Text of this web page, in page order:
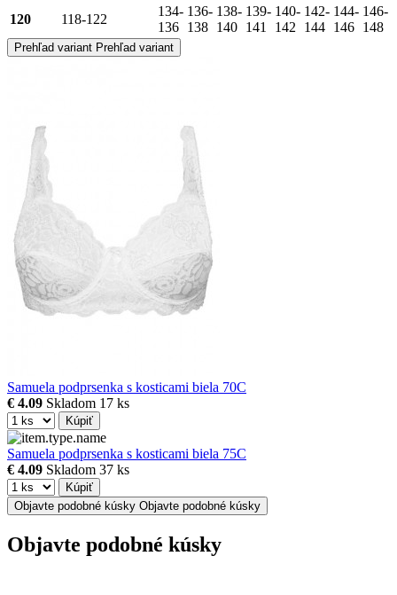
120
118-122
134-
136
136-
138
138-
140
139-
141
140-
142
142-
144
144-
146
146-
148
Prehľad variant Prehľad variant
Samuela podprsenka s kosticami biela 70C
€ 4.09 Skladom 17 ks
Kúpiť
Samuela podprsenka s kosticami biela 75C
€ 4.09 Skladom 37 ks
Kúpiť
Objavte podobné kúsky Objavte podobné kúsky
Objavte podobné kúsky